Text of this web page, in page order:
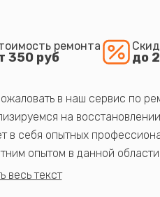
ремонта
350 руб до
в наш сервис по
на
в себя опытных
опытом в данной
ремонт с